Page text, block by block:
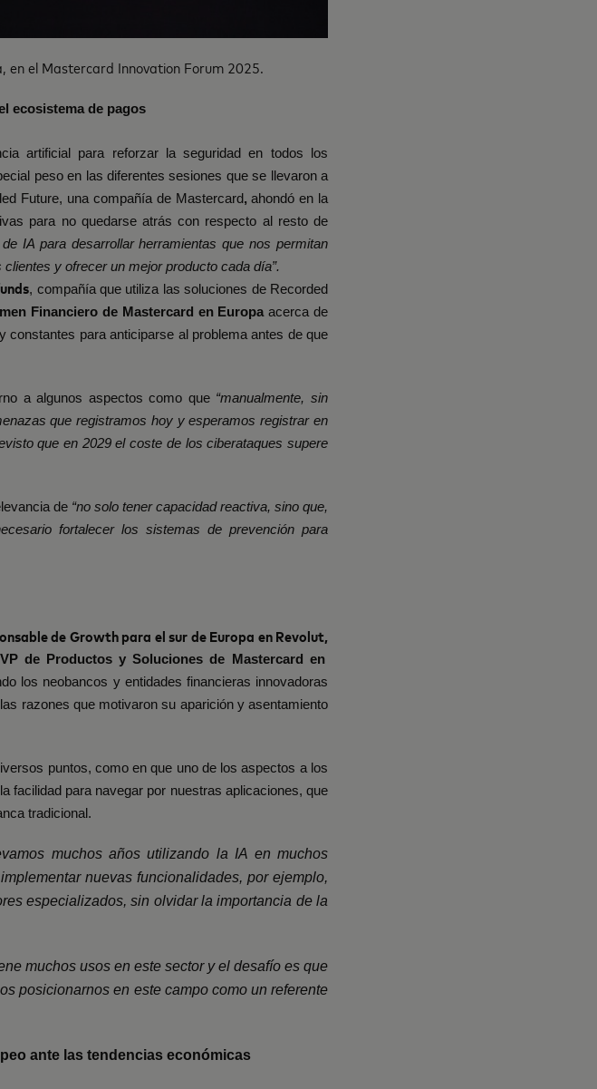
en el Mastercard Innovation Forum 2025.
ecosistema de pagos
artificial para reforzar la seguridad en todos los
peso en las diferentes sesiones que se llevaron a
Future, una compañía de Mastercard, ahondó en la
para no quedarse atrás con respecto al resto de
IA para desarrollar herramientas que nos permitan
y ofrecer un mejor producto cada día”.
, compañía que utiliza las soluciones de Recorded
Financiero de Mastercard en Europaacerca de
para anticiparse al problema antes de que
a algunos aspectos como que “manualmente, sin
que registramos hoy y esperamos registrar en
que en 2029 el coste de los ciberataques supere
de “no solo tener capacidad reactiva, sino que,
fortalecer los sistemas de prevención para
de Growth para el sur de Europa en Revolut,
VP de Productos y Soluciones de Mastercard en
los neobancos y entidades financieras innovadoras
razones que motivaron su aparición y asentamiento
puntos, como en que uno de los aspectos a los
facilidad para navegar por nuestras aplicaciones, que
tradicional.
muchos años utilizando la IA en muchos
nuevas funcionalidades, por ejemplo,
especializados, sin olvidar la importancia de la
muchos usos en este sector y el desafío es que
posicionarnos en este campo como un referente
ante las tendencias económicas